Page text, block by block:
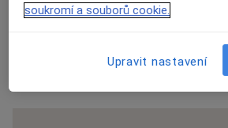
Přidejte svůj názor
soukromí a souborů cookie.
Upravit nastavení